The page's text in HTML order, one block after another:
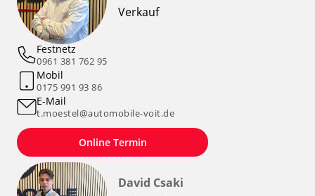
Verkauf
Festnetz
0961 381 762 95
Mobil
0175 991 93 86
E-Mail
t.moestel@automobile-voit.de
Online Termin
David Csaki